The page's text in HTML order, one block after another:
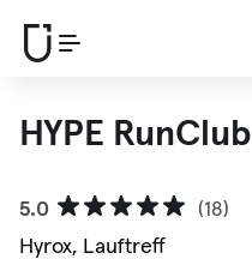
HYPE RunClub
5.0
(18)
Hyrox, Lauftreff